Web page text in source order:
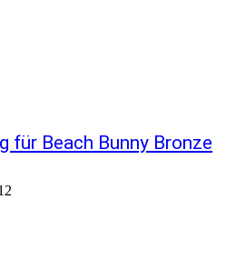
für Beach Bunny Bronze